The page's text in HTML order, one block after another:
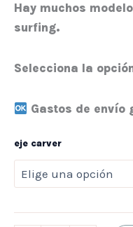
Hay muchos
surfing.
Selecciona la
Gastos de envío
eje carver